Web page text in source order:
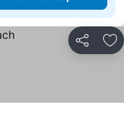
Partager